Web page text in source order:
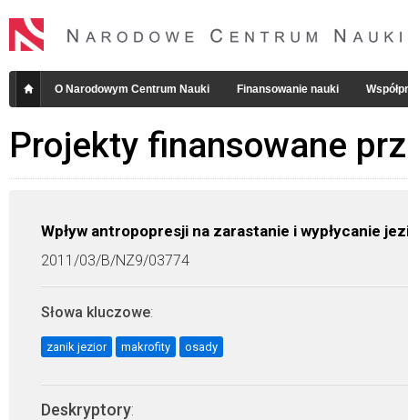
O Narodowym Centrum Nauki Finansowanie nauki
Projekty finansowane
Wpływ antropopresji na zarastanie i wypłycanie
2011/03/B/NZ9/03774
Słowa kluczowe:
zanik jezior makrofity osady
Deskryptory: